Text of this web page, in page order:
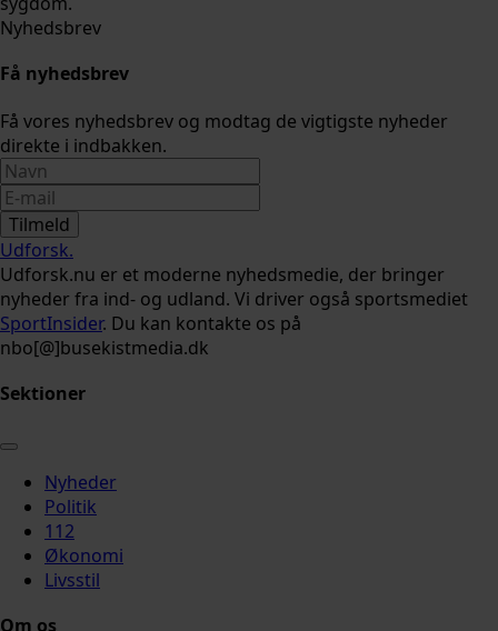
Nyhedsbrev
Få nyhedsbrev
Få vores nyhedsbrev og modtag de vigtigste nyheder
direkte i indbakken.
Tilmeld
Udforsk.
Udforsk.nu er et moderne nyhedsmedie, der bringer
nyheder fra ind- og udland. Vi driver også sportsmediet
SportInsider. Du kan kontakte os på
nbo[@]busekistmedia.dk
Sektioner
Nyheder
Politik
112
Økonomi
Livsstil
Om os